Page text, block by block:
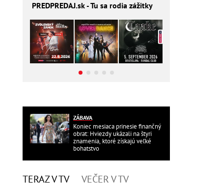
PREDPREDAJ.sk - Tu sa rodia zážitky
ZÁBAVA
Koniec mesiaca prinesie finančný
obrat: Hviezdy ukázali na štyri
znamenia, ktoré získajú veľké
bohatstvo
TERAZ V TV VEČER V TV